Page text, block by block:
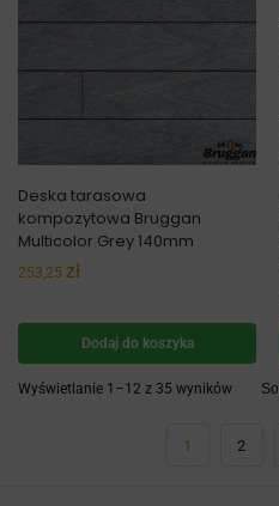
Deska tarasowa
kompozytowa Bruggan
Multicolor Grey 140mm
253,25 zł
Dodaj do koszyka
Wyświetlanie 1–12 z 35 wyników
1 2